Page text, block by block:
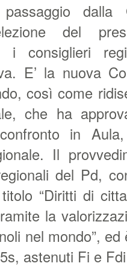
dalla
del
i consiglieri
E’ la nuova
così come
che ha
in
Il
del Pd,
“Diritti di
la
nel mondo”,
astenuti Fi e